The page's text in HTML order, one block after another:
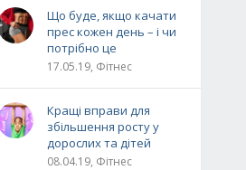
Що буде, якщо качати
прес кожен день – і чи
потрібно це
17.05.19, Фітнес
Кращі вправи для
збільшення росту у
дорослих та дітей
08.04.19, Фітнес